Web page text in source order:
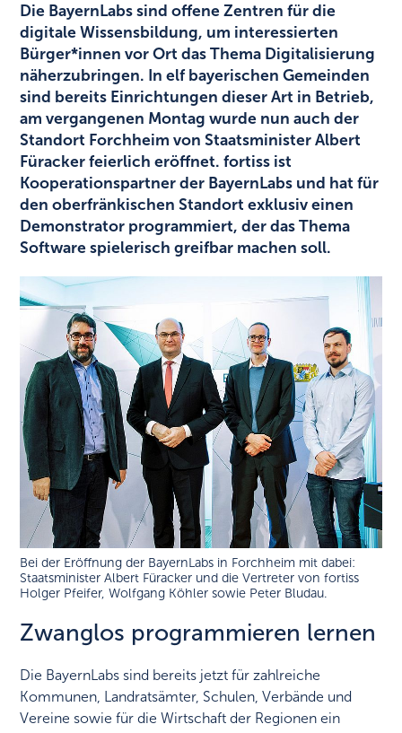
Die BayernLabs sind offene Zentren für die
digitale Wissensbildung, um interessierten
Bürger*innen vor Ort das Thema Digitalisierung
näherzubringen. In elf bayerischen Gemeinden
sind bereits Einrichtungen dieser Art in Betrieb,
am vergangenen Montag wurde nun auch der
Standort Forchheim von Staatsminister Albert
Füracker feierlich eröffnet. fortiss ist
Kooperationspartner der BayernLabs und hat für
den oberfränkischen Standort exklusiv einen
Demonstrator programmiert, der das Thema
Software spielerisch greifbar machen soll.
Bei der Eröffnung der BayernLabs in Forchheim mit dabei:
Staatsminister Albert Füracker und die Vertreter von fortiss
Holger Pfeifer, Wolfgang Köhler sowie Peter Bludau.
Zwanglos programmieren lernen
Die BayernLabs sind bereits jetzt für zahlreiche
Kommunen, Landratsämter, Schulen, Verbände und
Vereine sowie für die Wirtschaft der Regionen ein